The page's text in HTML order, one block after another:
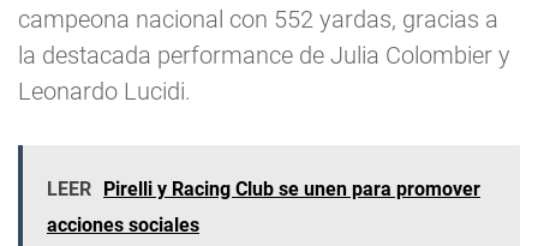
campeona nacional con 552 yardas, gracias a
la destacada performance de Julia Colombier y
Leonardo Lucidi.
LEER
Pirelli y Racing Club se unen para promover
acciones sociales